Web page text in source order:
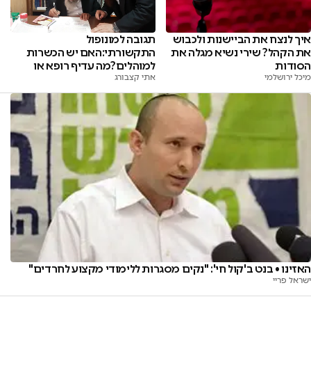
איך לנצח את הביישנות ולכבוש
את הקהל? שירי נשיא מגלה את
הסודות
מיכל ירושלמי
תגובה למונופול
התקשורתי:האם יש הכשרות
למוהלים?מה עדיף רופא או
מוהל?
אתי קצבורג
האזינו • בנט ב'קול חי': "נקים מסגרות ללימודי מקצוע לחרדים"
ישראל פריי